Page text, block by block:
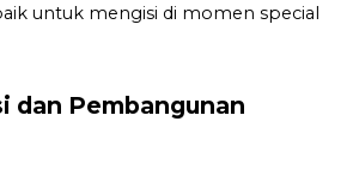
untuk mengisi di momen special
dan Pembangunan